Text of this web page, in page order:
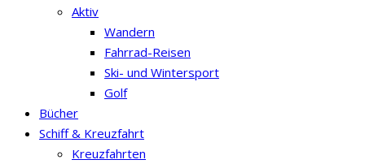
Aktiv
Wandern
Fahrrad-Reisen
Ski- und Wintersport
Golf
Bücher
Schiff & Kreuzfahrt
Kreuzfahrten